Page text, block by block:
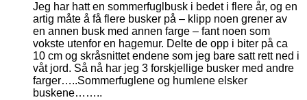
Jeg har hatt en sommerfuglbusk i bedet i flere år, og en
artig måte å få flere busker på – klipp noen grener av
en annen busk med annen farge – fant noen som
vokste utenfor en hagemur. Delte de opp i biter på ca
10 cm og skråsnittet endene som jeg bare satt rett ned i
våt jord. Så nå har jeg 3 forskjellige busker med andre
farger…..Sommerfuglene og humlene elsker
buskene……..